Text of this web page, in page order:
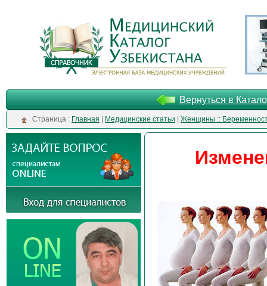
Вернуться в
Cтраница : Главная Медицинские статьи Женщины ::